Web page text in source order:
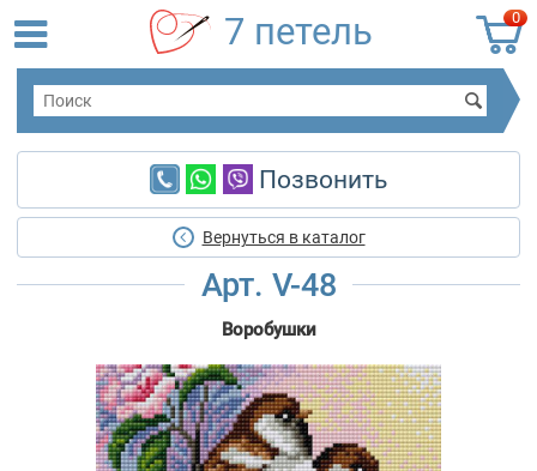
0
7 петель
Позвонить
Вернуться в каталог
Арт. V-48
Воробушки